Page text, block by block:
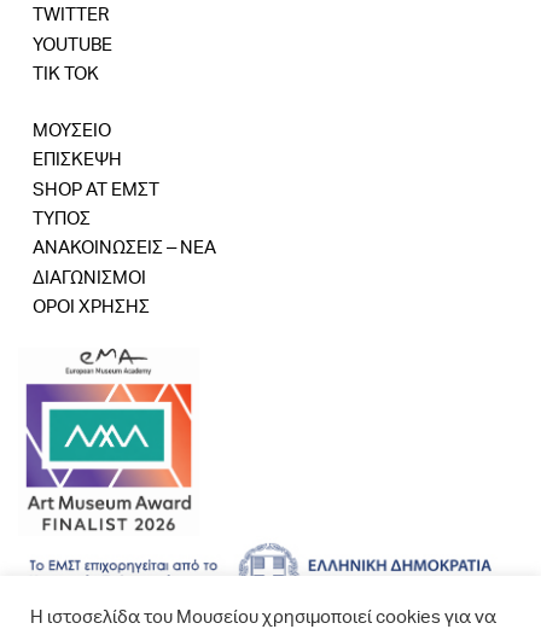
TWITTER
YOUTUBE
TIK TOK
ΜΟΥΣΕΙΟ
ΕΠΙΣΚΕΨΗ
SHOP AT ΕΜΣΤ
ΤΥΠΟΣ
ΑΝΑΚΟΙΝΩΣΕΙΣ – ΝΕΑ
ΔΙΑΓΩΝΙΣΜΟΙ
ΟΡΟΙ ΧΡΗΣΗΣ
Η ιστοσελίδα του Μουσείου χρησιμοποιεί cookies για να